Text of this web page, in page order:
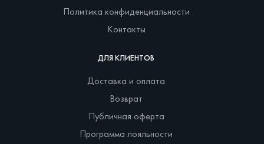
Политика конфиденциальности
Контакты
ДЛЯ КЛИЕНТОВ
Доставка и оплата
Возврат
Публичная оферта
Программа лояльности